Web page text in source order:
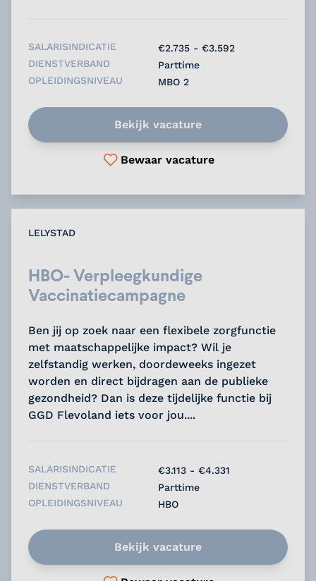
SALARISINDICATIE
€2.735 - €3.592
DIENSTVERBAND
Parttime
OPLEIDINGSNIVEAU
MBO 2
Bekijk vacature
Bewaar vacature
LELYSTAD
HBO- Verpleegkundige
Vaccinatiecampagne
Ben jij op zoek naar een flexibele zorgfunctie
met maatschappelijke impact? Wil je
zelfstandig werken, doordeweeks ingezet
worden en direct bijdragen aan de publieke
gezondheid? Dan is deze tijdelijke functie bij
GGD Flevoland iets voor jou....
SALARISINDICATIE
€3.113 - €4.331
DIENSTVERBAND
Parttime
OPLEIDINGSNIVEAU
HBO
Bekijk vacature